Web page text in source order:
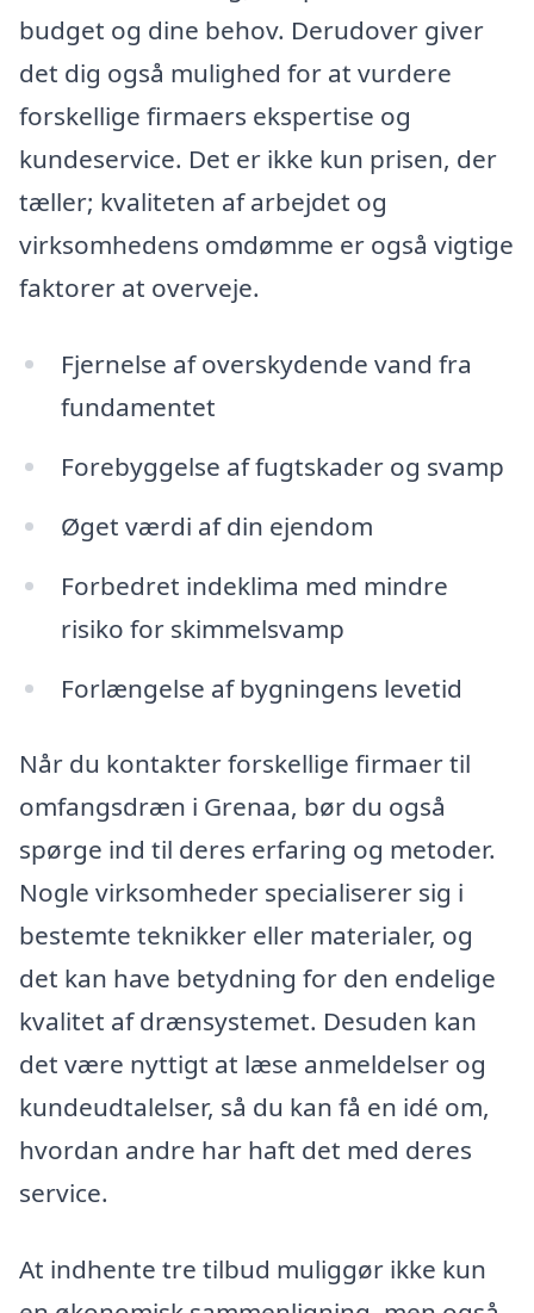
budget og dine behov. Derudover giver
det dig også mulighed for at vurdere
forskellige firmaers ekspertise og
kundeservice. Det er ikke kun prisen, der
tæller; kvaliteten af arbejdet og
virksomhedens omdømme er også vigtige
faktorer at overveje.
Fjernelse af overskydende vand fra
fundamentet
Forebyggelse af fugtskader og svamp
Øget værdi af din ejendom
Forbedret indeklima med mindre
risiko for skimmelsvamp
Forlængelse af bygningens levetid
Når du kontakter forskellige firmaer til
omfangsdræn i Grenaa, bør du også
spørge ind til deres erfaring og metoder.
Nogle virksomheder specialiserer sig i
bestemte teknikker eller materialer, og
det kan have betydning for den endelige
kvalitet af drænsystemet. Desuden kan
det være nyttigt at læse anmeldelser og
kundeudtalelser, så du kan få en idé om,
hvordan andre har haft det med deres
service.
At indhente tre tilbud muliggør ikke kun